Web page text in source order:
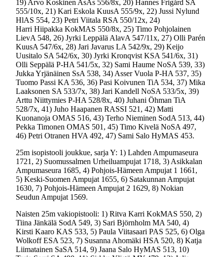
19) Arvo Koskinen AsAs 556/8x, 20) Hannes Frigård SA
555/10x, 21) Kari Eskola KuusA 555/9x, 22) Jussi Nylund
HlAS 554, 23) Petri Viitala RSA 550/12x, 24)
Harri Hiipakka KokMAS 550/8x, 25) Timo Pohjolainen
LievA 548, 26) Jyrki Leppälä AlavA 547/11x, 27) Olli Parén
KuusA 547/6x, 28) Jari Javarus LA 542/9x, 29) Keijo
Uusitalo SA 542/6x, 30) Jyrki Kronqvist KSA 541/6x, 31)
Olli Seppälä P-HA 541/5x, 32) Sami Haume NoSA 539, 33)
Jukka Yrjänäinen SsA 538, 34) Asser Vuola P-HA 537, 35)
Tuomo Passi KA 536, 36) Pasi Koivunen TiA 534, 37) Mika
Laaksonen SA 533/7x, 38) Jari Kandell NoSA 533/5x, 39)
Arttu Niittymies P-HA 528/8x, 40) Juhani Öhman TiA
528/7x, 41) Juho Haapanen RASSI 521, 42) Matti
Kuonanoja OMAS 516, 43) Terho Nieminen SodA 513, 44)
Pekka Timonen OMAS 501, 45) Timo Kivelä NoSA 497,
46) Petri Otranen HVA 492, 47) Sami Salo HyMAS 453.
25m isopistooli joukkue, sarja Y: 1) Lahden Ampumaseura
1721, 2) Suomussalmen Urheiluampujat 1718, 3) Asikkalan
Ampumaseura 1685, 4) Pohjois-Hämeen Ampujat 1 1661,
5) Keski-Suomen Ampujat 1655, 6) Satakunnan Ampujat
1630, 7) Pohjois-Hämeen Ampujat 2 1629, 8) Nokian
Seudun Ampujat 1569.
Naisten 25m vakiopistooli: 1) Ritva Karri KokMAS 550, 2)
Tiina Jänkälä SodA 549, 3) Sari Björnholm MA 540, 4)
Kirsti Kaaro KAS 533, 5) Paula Viitasaari PAS 525, 6) Olga
Wolkoff ESA 523, 7) Susanna Ahomäki HSA 520, 8) Katja
Liimatainen SaSA 514, 9) Jaana Salo HyMAS 513, 10)